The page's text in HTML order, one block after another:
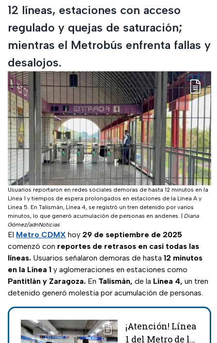
12 líneas, estaciones con acceso
regulado y quejas de saturación;
mientras el Metrobús enfrenta fallas y
desalojos.
Usuarios reportaron en redes sociales demoras de hasta 12 minutos en la
Línea 1 y tiempos de espera prolongados en estaciones de la Línea A y
Línea 5. En Talismán, Línea 4, se registró un tren detenido por varios
minutos, lo que generó acumulación de personas en andenes.
Diana
Gómez/adnNoticias
El Metro CDMX hoy 29 de septiembre de 2025
comenzó con reportes de retrasos en casi todas las
líneas. Usuarios señalaron demoras de hasta 12 minutos
en la Línea 1 y aglomeraciones en estaciones como
Pantitlán y Zaragoza. En Talismán, de la Línea 4, un tren
detenido generó molestia por acumulación de personas.
¡Atención! Línea
1 del Metro de la